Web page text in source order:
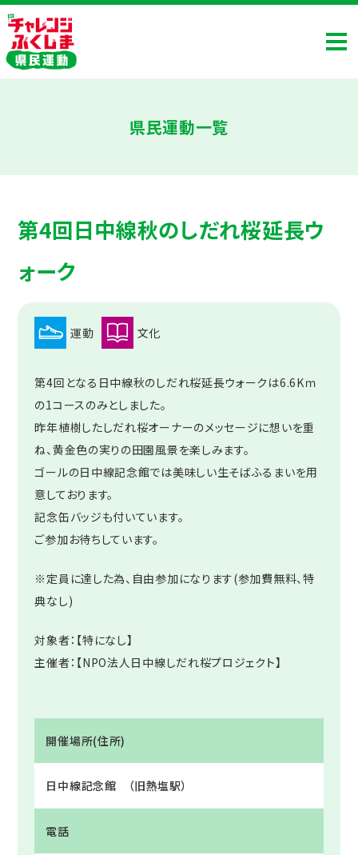
県民運動一覧
第4回日中線秋のしだれ桜延長ウ
ォーク
運動 文化
第4回となる日中線秋のしだれ桜延長ウォークは6.6Kｍ
の1コースのみとしました。
昨年植樹したしだれ桜オーナーのメッセージに想いを重
ね、黄金色の実りの田園風景を楽しみます。
ゴールの日中線記念館では美味しい生そばふるまいを用
意しております。
記念缶バッジも付いています。
ご参加お待ちしています。
※定員に達した為、自由参加になります(参加費無料、特
典なし)
対象者：【特になし】
主催者：【NPO法人日中線しだれ桜プロジェクト】
開催場所(住所)
日中線記念館 （旧熱塩駅）
電話